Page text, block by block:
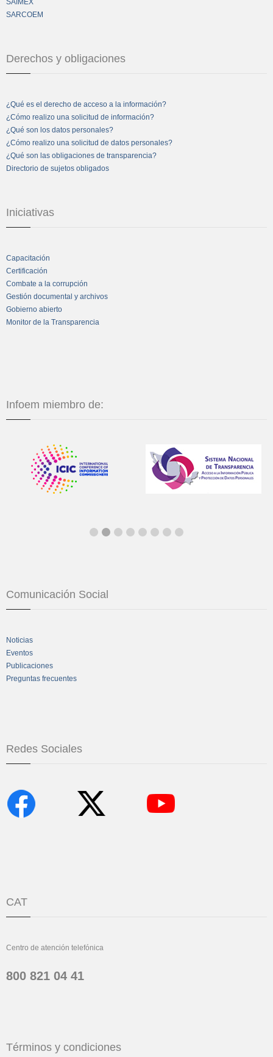
SARCOEM
Derechos y obligaciones
¿Qué es el derecho de acceso a la información?
¿Cómo realizo una solicitud de información?
¿Qué son los datos personales?
¿Cómo realizo una solicitud de datos personales?
¿Qué son las obligaciones de transparencia?
Directorio de sujetos obligados
Iniciativas
Capacitación
Certificación
Combate a la corrupción
Gestión documental y archivos
Gobierno abierto
Monitor de la Transparencia
Infoem miembro de:
Comunicación Social
Noticias
Eventos
Publicaciones
Preguntas frecuentes
Redes Sociales
CAT
Centro de atención telefónica
800 821 04 41
Términos y condiciones